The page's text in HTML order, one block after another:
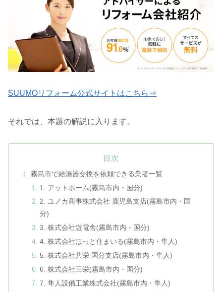
SUUMOリフォーム公式サイトはこちら⇒
それでは、本題の解説に入ります。
目次
霧島市で給湯器交換を依頼できる業者一覧
1. アットホーム(霧島市内・国分)
2. ユノカ商事株式会社 鹿児島支店(霧島市内・国
分)
3. 株式会社遊電舎(霧島市内・国分)
4. 株式会社ほっと住まいる(霧島市内・隼人)
5. 株式会社共栄 国分支店(霧島市内・隼人)
6. 株式会社三栄(霧島市内・国分)
7. 隼人設備工業株式会社(霧島市内・隼人)